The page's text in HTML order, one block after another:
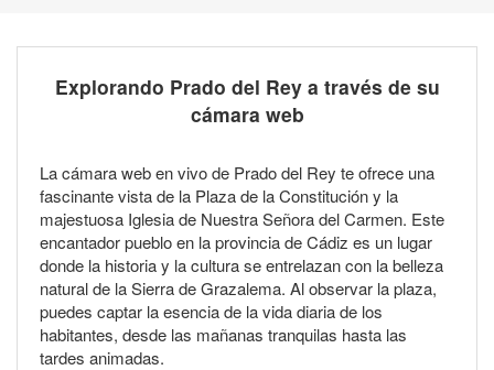
Explorando Prado del Rey a través de su
cámara web
La cámara web en vivo de Prado del Rey te ofrece una
fascinante vista de la Plaza de la Constitución y la
majestuosa Iglesia de Nuestra Señora del Carmen. Este
encantador pueblo en la provincia de Cádiz es un lugar
donde la historia y la cultura se entrelazan con la belleza
natural de la Sierra de Grazalema. Al observar la plaza,
puedes captar la esencia de la vida diaria de los
habitantes, desde las mañanas tranquilas hasta las
tardes animadas.